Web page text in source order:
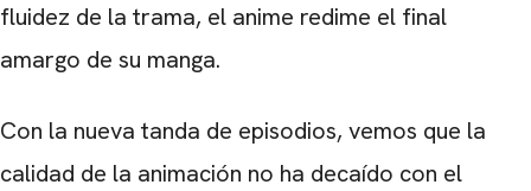
fluidez de la trama, el anime redime el final
amargo de su manga.
Con la nueva tanda de episodios, vemos que la
calidad de la animación no ha decaído con el